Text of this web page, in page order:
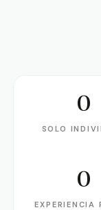
Solo individual
0
SOLO
Experiencia
0
EXPERIENCIA